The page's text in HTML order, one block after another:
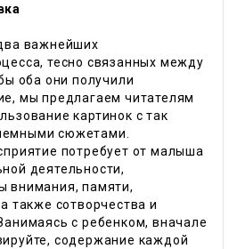
важнейших
тесно связанных между
оба они получили
мы предлагаем читателям
картинок с так
сюжетами.
потребует от малыша
деятельности,
внимания, памяти,
также сотворчества и
с ребенком, вначале
содержание каждой